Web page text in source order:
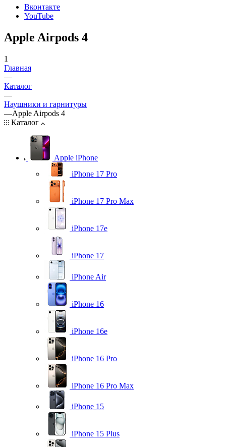
Вконтакте
YouTube
Apple Airpods 4
1
Главная
—
Каталог
—
Наушники и гарнитуры
—Apple Airpods 4
Каталог
Apple iPhone
iPhone 17 Pro
iPhone 17 Pro Max
iPhone 17e
iPhone 17
iPhone Air
iPhone 16
iPhone 16e
iPhone 16 Pro
iPhone 16 Pro Max
iPhone 15
iPhone 15 Plus